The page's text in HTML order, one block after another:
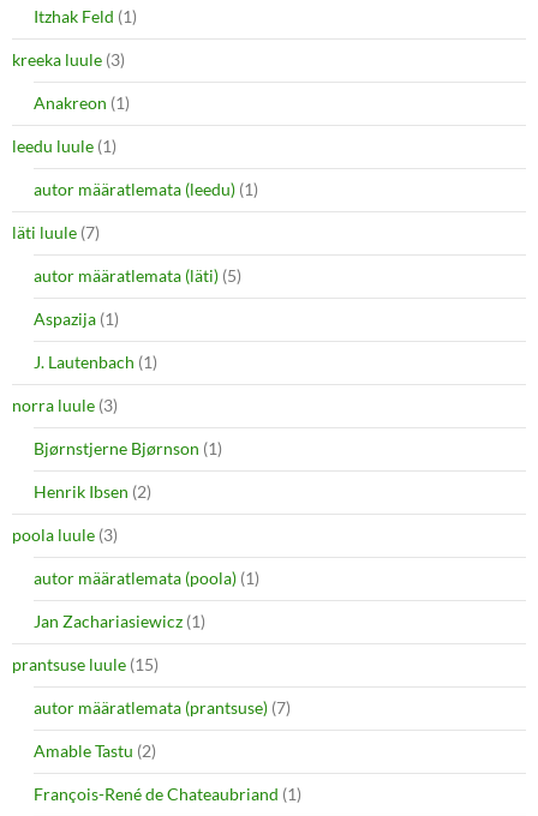
Itzhak Feld (1)
kreeka luule (3)
Anakreon (1)
leedu luule (1)
autor määratlemata (leedu) (1)
läti luule (7)
autor määratlemata (läti) (5)
Aspazija (1)
J. Lautenbach (1)
norra luule (3)
Bjørnstjerne Bjørnson (1)
Henrik Ibsen (2)
poola luule (3)
autor määratlemata (poola) (1)
Jan Zachariasiewicz (1)
prantsuse luule (15)
autor määratlemata (prantsuse) (7)
Amable Tastu (2)
François-René de Chateaubriand (1)